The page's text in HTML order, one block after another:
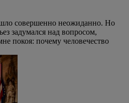
совершенно неожиданно. Но
задумался над вопросом,
покоя: почему человечество